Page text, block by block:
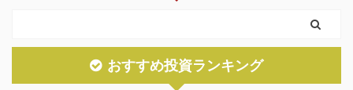
おすすめ投資ランキング